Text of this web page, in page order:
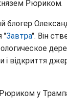
Рюриком.
блогер
"Завтра". Він
і відкриття
Рюриком у